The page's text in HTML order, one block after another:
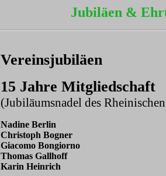
Jubiläen &
Vereinsjubiläen
15 Jahre Mitgliedschaft
(Jubiläumsnadel des
Nadine Berlin
Christoph Bogner
Giacomo Bongiorno
Thomas Gallhoff
Karin Heinrich